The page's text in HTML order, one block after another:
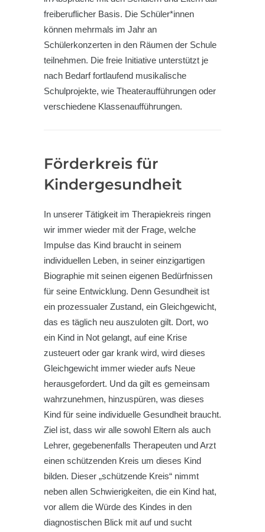
freiberuflicher Basis. Die Schüler*innen
können mehrmals im Jahr an
Schülerkonzerten in den Räumen der Schule
teilnehmen. Die freie Initiative unterstützt je
nach Bedarf fortlaufend musikalische
Schulprojekte, wie Theateraufführungen oder
verschiedene Klassenaufführungen.
Förderkreis für
Kindergesundheit
In unserer Tätigkeit im Therapiekreis ringen
wir immer wieder mit der Frage, welche
Impulse das Kind braucht in seinem
individuellen Leben, in seiner einzigartigen
Biographie mit seinen eigenen Bedürfnissen
für seine Entwicklung. Denn Gesundheit ist
ein prozessualer Zustand, ein Gleichgewicht,
das es täglich neu auszuloten gilt. Dort, wo
ein Kind in Not gelangt, auf eine Krise
zusteuert oder gar krank wird, wird dieses
Gleichgewicht immer wieder aufs Neue
herausgefordert. Und da gilt es gemeinsam
wahrzunehmen, hinzuspüren, was dieses
Kind für seine individuelle Gesundheit braucht.
Ziel ist, dass wir alle sowohl Eltern als auch
Lehrer, gegebenenfalls Therapeuten und Arzt
einen schützenden Kreis um dieses Kind
bilden. Dieser „schützende Kreis“ nimmt
neben allen Schwierigkeiten, die ein Kind hat,
vor allem die Würde des Kindes in den
diagnostischen Blick mit auf und sucht